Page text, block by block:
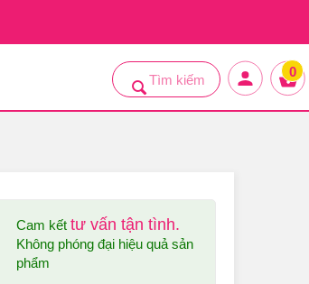
0
Cam kết tư vấn tận tình.
Không phóng đại hiệu quả sản
phẩm